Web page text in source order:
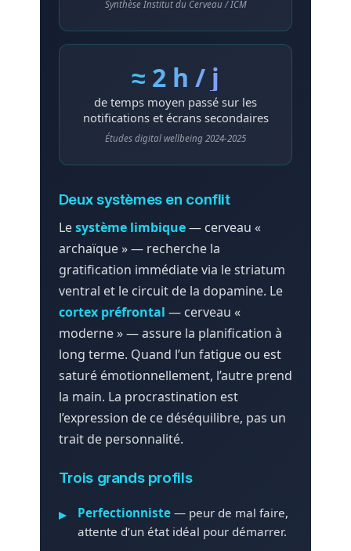
Synthèse Institut du Cerveau / ICM
≈ 2 h / j
de temps moyen passé sur les
notifications et écrans secondaires
Études digital wellbeing 2024-2025
Deux systèmes en conflit
Lesystème limbique— cerveau «
archaïque » — recherche la
gratification immédiate via le striatum
ventral et le circuit de la dopamine. Le
cortex préfrontal — cerveau «
moderne » — assure la planification à
long terme. Quand l’un fatigue ou est
saturé émotionnellement, l’autre prend
la main. La procrastination est
l’expression de ce déséquilibre, pas un
trait de personnalité.
Trois grands profils
Perfectionniste— peur de mal faire,
attente d’un état idéal pour démarrer.